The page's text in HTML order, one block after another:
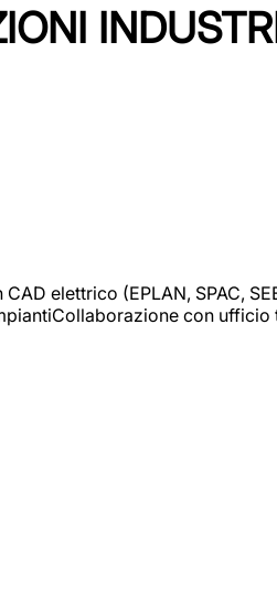
elettrico (EPLAN, SPAC,
con